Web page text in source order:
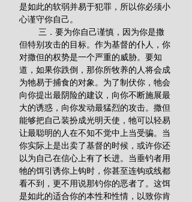
是如此的软弱并易于犯罪，所以你必须小
心谨守你自己。
但特别攻击的目标。作为基督的仆人，你
对撒但的权势是一个严重的威胁。要知
道，如果你跌倒，那你所牧养的人将会成
为牠易于捕食的对象。为了制伏你，牠会
向你提出最阴险的建议，向你不断施展最
大的诱惑，向你发动最猛烈的攻击。撒但
能够把自己装扮成光明天使，牠可以轻易
让最聪明的人在不知不觉中上当受骗。当
你实际上是出卖了基督的时候，或许你还
以为自己在信心上有了长进。当垂钓者用
牠的饵引诱你上钩时，你甚至连钩或线都
看不到，更不用说那钓你的恶者了。这饵
是如此的适合你的本性和性情，以致你肯